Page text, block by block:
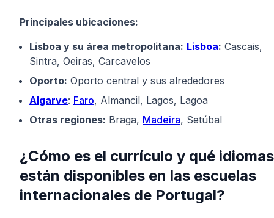
Principales ubicaciones:
Lisboa y su área metropolitana: Lisboa: Cascais,
Sintra, Oeiras, Carcavelos
Oporto: Oporto central y sus alrededores
Algarve: Faro, Almancil, Lagos, Lagoa
Otras regiones: Braga, Madeira, Setúbal
¿Cómo es el currículo y qué idiomas
están disponibles en las escuelas
internacionales de Portugal?